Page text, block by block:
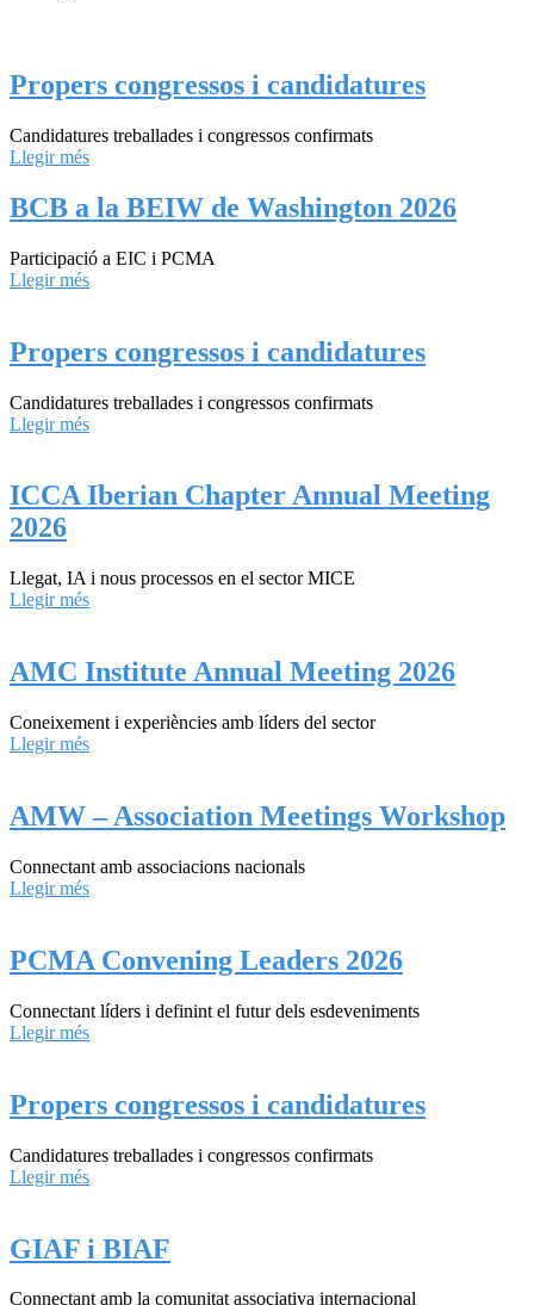
Propers congressos i candidatures
Candidatures treballades i congressos confirmats
Llegir més
BCB a la BEIW de Washington 2026
Participació a EIC i PCMA
Llegir més
Propers congressos i candidatures
Candidatures treballades i congressos confirmats
Llegir més
ICCA Iberian Chapter Annual Meeting
2026
Llegat, IA i nous processos en el sector MICE
Llegir més
AMC Institute Annual Meeting 2026
Coneixement i experiències amb líders del sector
Llegir més
AMW – Association Meetings Workshop
Connectant amb associacions nacionals
Llegir més
PCMA Convening Leaders 2026
Connectant líders i definint el futur dels esdeveniments
Llegir més
Propers congressos i candidatures
Candidatures treballades i congressos confirmats
Llegir més
GIAF i BIAF
Connectant amb la comunitat associativa internacional